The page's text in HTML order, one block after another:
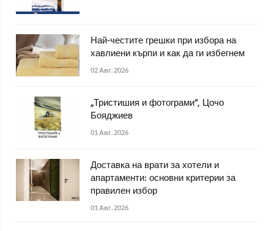
Най-честите грешки при избора на
хавлиени кърпи и как да ги избегнем
02 Авг. 2026
„Тристишия и фотограми“, Цочо
Бояджиев
01 Авг. 2026
Доставка на врати за хотели и
апартаменти: основни критерии за
правилен избор
01 Авг. 2026